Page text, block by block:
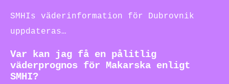
SMHIs väderinformation för Dubrovnik
uppdateras…
Var kan jag få en pålitlig
väderprognos för Makarska enligt
SMHI?